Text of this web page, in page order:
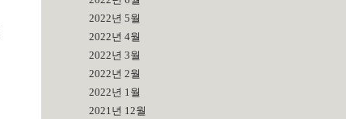
2022년 5월
2022년 4월
2022년 3월
2022년 2월
2022년 1월
2021년 12월